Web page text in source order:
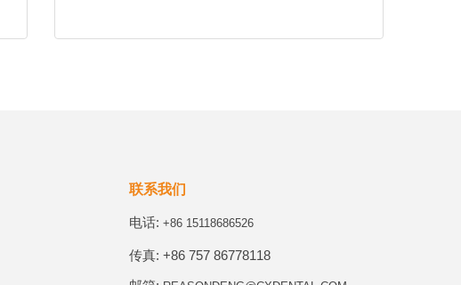
联系我们
电话:+86 15118686526
传真: +86 757 86778118